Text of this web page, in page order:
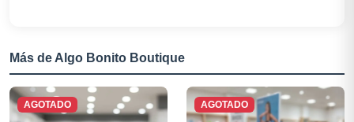
Más de Algo Bonito Boutique
AGOTADO AGOTADO